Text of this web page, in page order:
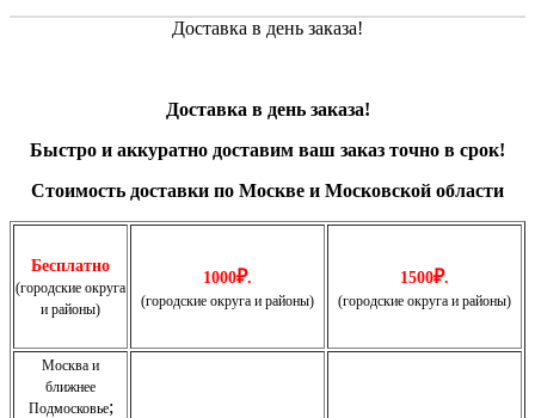
Доставка в день заказа!
Доставка в день заказа!
Быстро и аккуратно доставим ваш заказ точно в срок!
Стоимость доставки по Москве и Московской области
Бесплатно
(городские округа
и районы)
1000₽.
(городские округа и районы)
1500₽.
(городские округа и районы)
Москва и
ближнее
Подмосковье;